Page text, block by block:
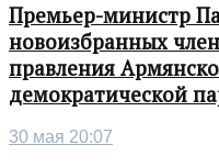
Премьер-министр
новоизбранных
правления
демократической
30 мая 20:07